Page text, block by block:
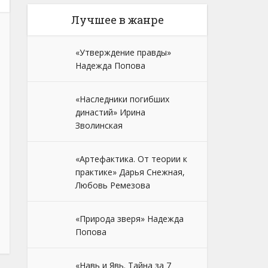
Лучшее в жанре
«Утверждение правды»
Надежда Попова
«Наследники погибших
династий» Ирина
Зволинская
«Артефактика. От теории к
практике» Дарья Снежная,
Любовь Ремезова
«Природа зверя» Надежда
Попова
«Навь и Явь. Тайна за 7